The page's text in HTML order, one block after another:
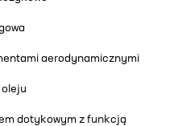
aerodynamicznymi
dotykowym z funkcją